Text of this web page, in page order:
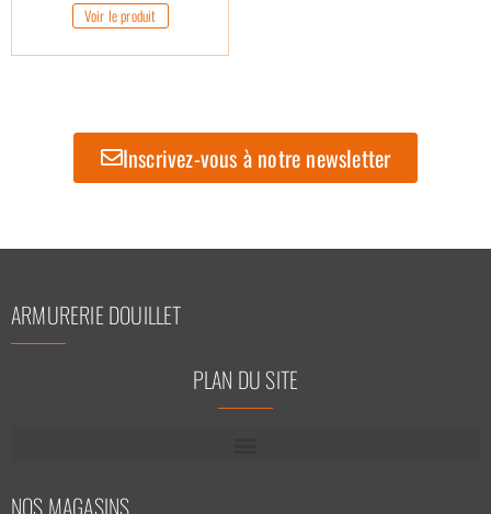
Voir le produit
Inscrivez-vous à notre newsletter
ARMURERIE DOUILLET
PLAN DU SITE
NOS MAGASINS